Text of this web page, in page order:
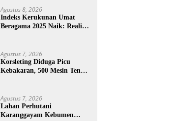
Agustus 8, 2026
Indeks Kerukunan Umat
Beragama 2025 Naik: Realita
Agustus 7, 2026
Korsleting Diduga Picu
Kebakaran, 500 Mesin Tenun
Agustus 7, 2026
Lahan Perhutani
Karanggayam Kebumen